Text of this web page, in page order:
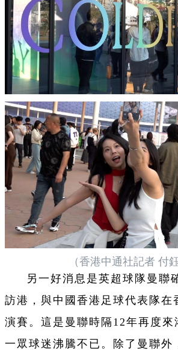
（香港中通社記者 付鈺
另一好消息是英超球隊曼聯
訪港，與中國香港足球代表隊在
演賽。這是曼聯時隔12年再度來
一眾球迷沸騰不已。除了曼聯外